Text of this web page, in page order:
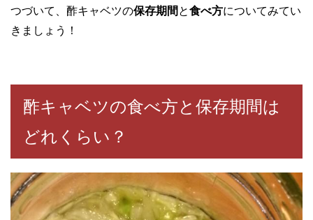
つづいて、酢キャベツの保存期間 と食べ方についてみてい
きましょう！
酢キャベツの食べ方と保存期間は
どれくらい？